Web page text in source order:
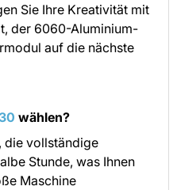
Sie Ihre Kreativität mit
der 6060-Aluminium-
auf die nächste
wählen?
die vollständige
Stunde, was Ihnen
Maschine